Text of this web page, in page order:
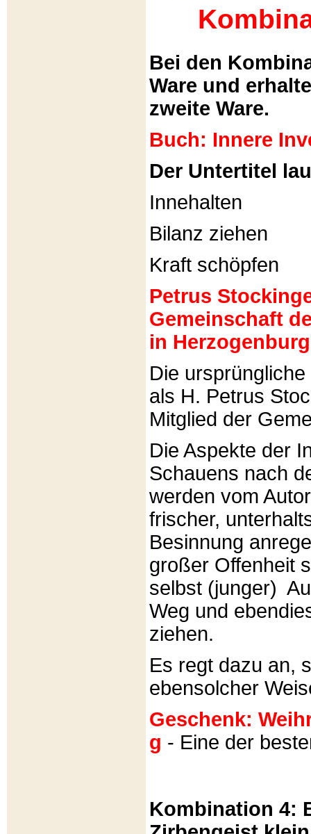
Bei den
Ware und
zweite Ware.
Buch: Innere
Der Untertitel
Innehalten
Bilanz ziehen
Kraft schöpfen
Petrus
Gemeinschaft
in
Die
als H. Petrus
Mitglied der
Die Aspekte der
Schauens nach
werden vom
frischer,
Besinnung
großer Offenheit
selbst (junger)
Weg und
ziehen.
Es regt dazu an,
ebensolcher
Geschenk:
g - Eine der
Kombination 4: